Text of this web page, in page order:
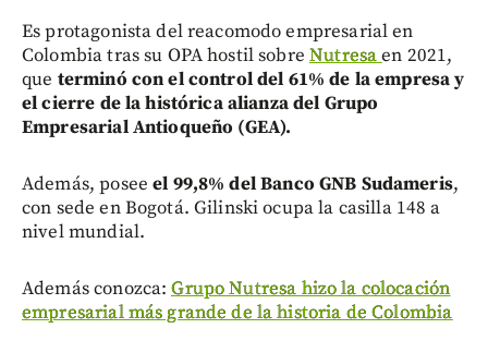
Es protagonista del reacomodo empresarial en
Colombia tras su OPA hostil sobreNutresaen 2021,
que terminó con el control del 61% de la empresa y
el cierre de la histórica alianza del Grupo
Empresarial Antioqueño (GEA).
Además, poseeel 99,8% del Banco GNB Sudameris,
con sede en Bogotá. Gilinski ocupa la casilla 148 a
nivel mundial.
Además conozca:Grupo Nutresa hizo la colocación
empresarial más grande de la historia de Colombia